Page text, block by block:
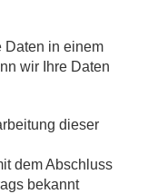
Daten in einem
wir Ihre Daten
dieser
dem Abschluss
bekannt